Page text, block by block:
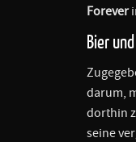
Forever
Bier
darum,
dorthin
seine